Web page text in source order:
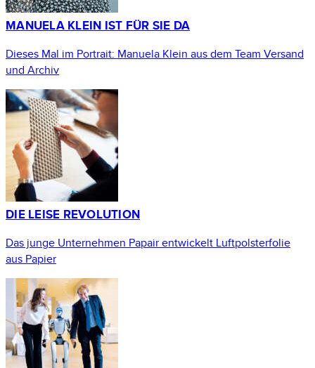
MANUELA KLEIN IST FÜR SIE DA
Dieses Mal im Portrait: Manuela Klein aus dem Team Versand
und Archiv
DIE LEISE REVOLUTION
Das junge Unternehmen Papair entwickelt Luftpolsterfolie
aus Papier